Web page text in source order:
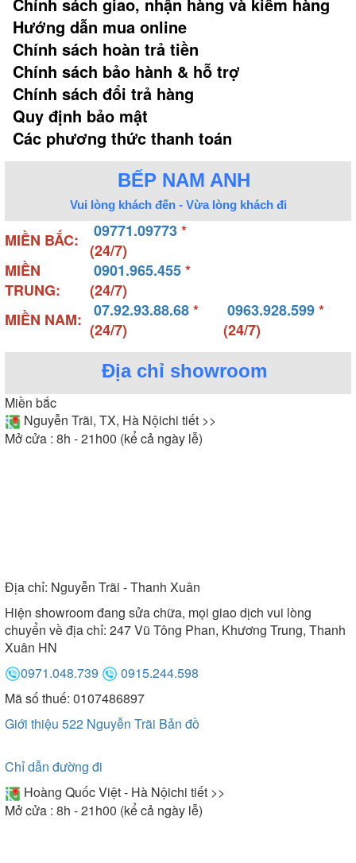
Hướng dẫn mua online
Chính sách hoàn trả tiền
Chính sách bảo hành & hỗ trợ
Chính sách đổi trả hàng
Quy định bảo mật
Các phương thức thanh toán
BẾP NAM ANH
Vui lòng khách đến - Vừa lòng khách đi
MIỀN BẮC: 09771.09773*
(24/7)
MIỀN
TRUNG:
0901.965.455*
(24/7)
MIỀN NAM:
07.92.93.88.68*
(24/7)
0963.928.599*
(24/7)
Địa chỉ showroom
Miền bắc
Nguyễn Trãi, TX, Hà Nộichi tiết >>
Mở cửa : 8h - 21h00 (kể cả ngày lễ)
Địa chỉ: Nguyễn Trãi - Thanh Xuân
Hiện showroom đang sửa chữa, mọi giao dịch vui lòng
chuyển về địa chỉ: 247 Vũ Tông Phan, Khương Trung, Thanh
Xuân HN
0971.048.739
0915.244.598
Mã số thuế: 0107486897
Giới thiệu 522 Nguyễn Trãi Bản đồ
Chỉ dẫn đường đi
Hoàng Quốc Việt - Hà Nộichi tiết >>
Mở cửa : 8h - 21h00 (kể cả ngày lễ)